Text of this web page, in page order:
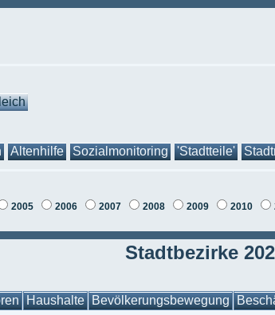
Altenhilfe Sozialmonitoring 'Stadtteile'
2005 2006 2007 2008 2009 2010
Stadtbezirke
Haushalte Bevölkerungsbewegung